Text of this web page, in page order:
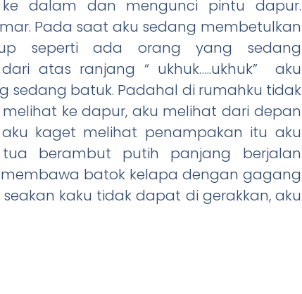
dalam dan mengunci pintu dapur.
Pada saat aku sedang membetulkan
seperti ada orang yang sedang
atas ranjang “ ukhuk…..ukhuk” aku
sedang batuk. Padahal di rumahku tidak
ke dapur, aku melihat dari depan
kaget melihat penampakan itu aku
berambut putih panjang berjalan
batok kelapa dengan gagang
kaku tidak dapat di gerakkan, aku